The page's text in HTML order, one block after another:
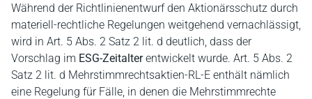
Während der Richtlinienentwurf den Aktionärsschutz durch
materiell-rechtliche Regelungen weitgehend vernachlässigt,
wird in Art. 5 Abs. 2 Satz 2 lit. d deutlich, dass der
Vorschlag im ESG-Zeitalterentwickelt wurde. Art. 5 Abs. 2
Satz 2 lit. d Mehrstimmrechtsaktien-RL-E enthält nämlich
eine Regelung für Fälle, in denen die Mehrstimmrechte